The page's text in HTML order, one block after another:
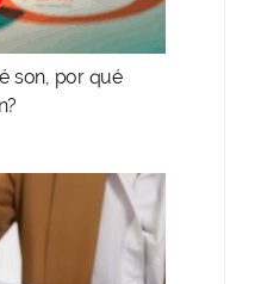
son, por qué